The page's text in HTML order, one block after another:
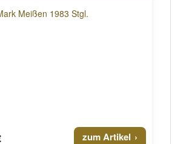
Meißen 1983 Stgl.
zum Artikel